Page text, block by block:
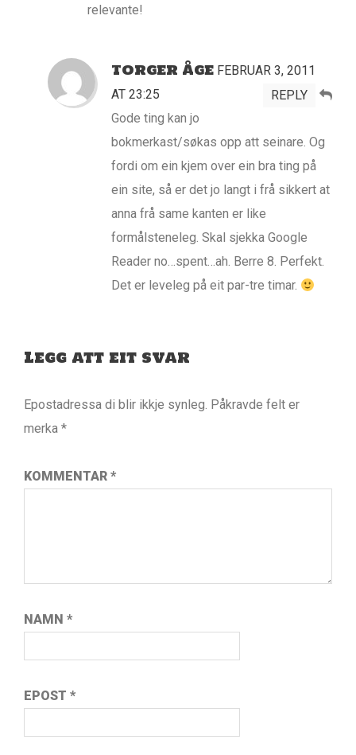
relevante!
TORGER ÅGE FEBRUAR 3, 2011
AT 23:25
REPLY
Gode ting kan jo
bokmerkast/søkas opp att seinare. Og
fordi om ein kjem over ein bra ting på
ein site, så er det jo langt i frå sikkert at
anna frå same kanten er like
formålsteneleg. Skal sjekka Google
Reader no…spent…ah. Berre 8. Perfekt.
Det er leveleg på eit par-tre timar.
Legg att eit svar
Epostadressa di blir ikkje synleg. Påkravde felt er
merka *
KOMMENTAR *
NAMN *
EPOST *